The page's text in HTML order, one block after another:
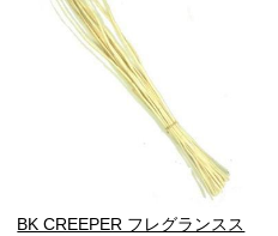
BK CREEPER フレグランスス